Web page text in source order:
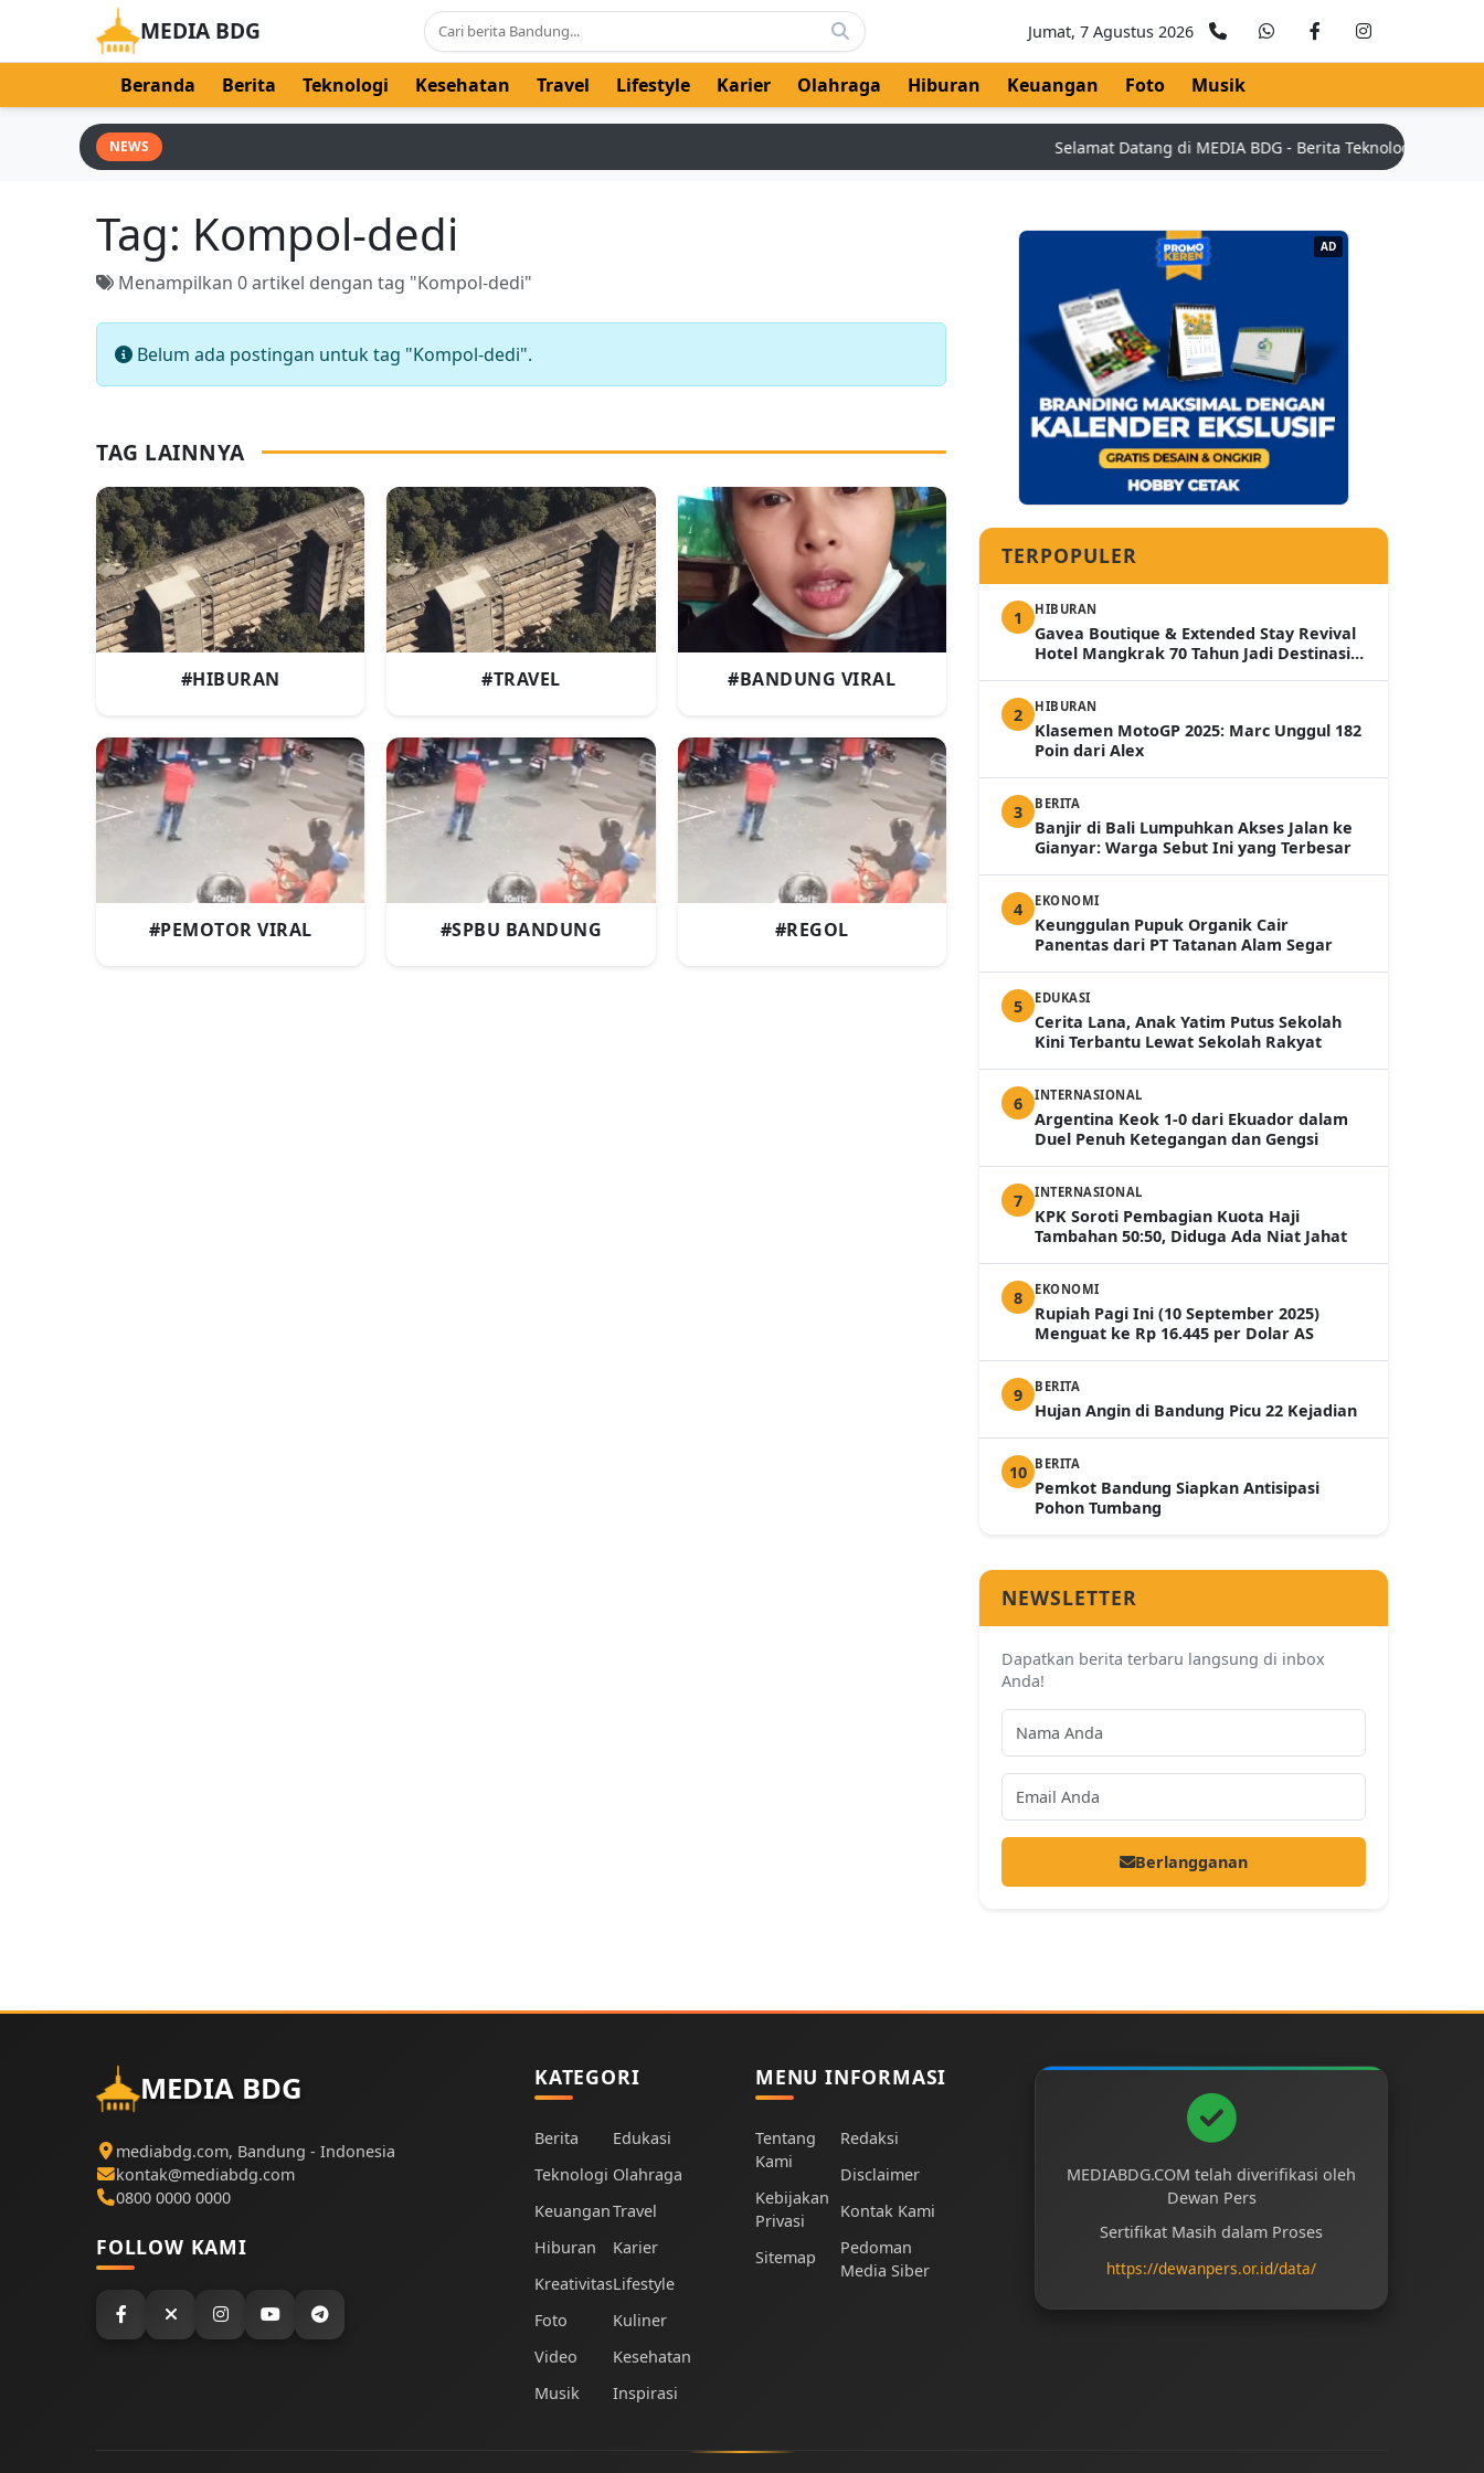
MEDIA BDG Jumat, 7 Agustus 2026
Beranda Berita Teknologi Kesehatan Travel Lifestyle Karier Olahraga Hiburan Keuangan Foto Musik
NEWS Selamat Datang di MEDIA BDG - Berita Teknologi Terkini |
Tag: Kompol-dedi
Menampilkan 0 artikel dengan tag "Kompol-dedi"
Belum ada postingan untuk tag "Kompol-dedi".
TAG LAINNYA
#HIBURAN #TRAVEL #BANDUNG VIRAL
#PEMOTOR VIRAL #SPBU BANDUNG #REGOL
AD
TERPOPULER
1 HIBURAN
Gavea Boutique & Extended Stay Revival
Hotel Mangkrak 70 Tahun Jadi Destinasi
2
HIBURAN
Klasemen MotoGP 2025: Marc Unggul 182
Poin dari Alex
3 BERITA
Banjir di Bali Lumpuhkan Akses Jalan ke
Gianyar: Warga Sebut Ini yang Terbesar
4 EKONOMI
Keunggulan Pupuk Organik Cair
Panentas dari PT Tatanan Alam Segar
5 EDUKASI
Cerita Lana, Anak Yatim Putus Sekolah
Kini Terbantu Lewat Sekolah Rakyat
6 INTERNASIONAL
Argentina Keok 1-0 dari Ekuador dalam
Duel Penuh Ketegangan dan Gengsi
7 INTERNASIONAL
KPK Soroti Pembagian Kuota Haji
Tambahan 50:50, Diduga Ada Niat Jahat
8 EKONOMI
Rupiah Pagi Ini (10 September 2025)
Menguat ke Rp 16.445 per Dolar AS
9 BERITA
Hujan Angin di Bandung Picu 22 Kejadian
10 BERITA
Pemkot Bandung Siapkan Antisipasi
Pohon Tumbang
NEWSLETTER
Dapatkan berita terbaru langsung di inbox
Anda!
Berlangganan
MEDIA BDG
mediabdg.com, Bandung - Indonesia
kontak@mediabdg.com
0800 0000 0000
FOLLOW KAMI
KATEGORI
Berita
Teknologi
Keuangan
Hiburan
Kreativitas
Foto
Video
Musik
Edukasi
Olahraga
Travel
Karier
Lifestyle
Kuliner
Kesehatan
Inspirasi
MENU INFORMASI
Tentang
Kami
Kebijakan
Privasi
Sitemap
Redaksi
Disclaimer
Kontak Kami
Pedoman
Media Siber
MEDIABDG.COM telah diverifikasi oleh
Dewan Pers
Sertifikat Masih dalam Proses
https://dewanpers.or.id/data/